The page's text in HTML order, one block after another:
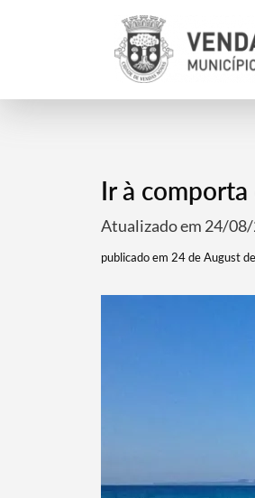
Ir à
Atualizado em 24/
publicado em 24 de August